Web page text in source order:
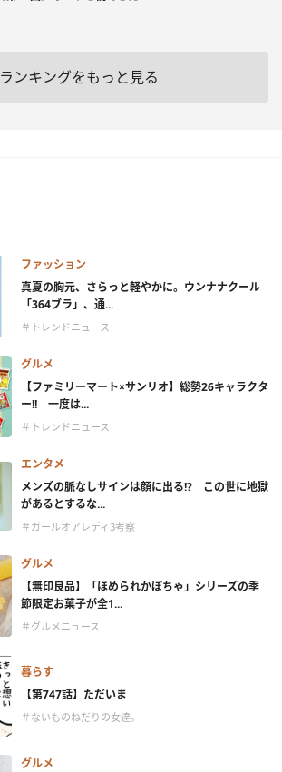
ランキングをもっと見る
ファッション
真夏の胸元、さらっと軽やかに。ウンナナクール
「364ブラ」、通...
＃トレンドニュース
グルメ
【ファミリーマート×サンリオ】総勢26キャラクタ
ー!! 一度は...
＃トレンドニュース
エンタメ
メンズの脈なしサインは顔に出る!? この世に地獄
があるとするな...
＃ガールオアレディ3考察
グルメ
【無印良品】「ほめられかぼちゃ」シリーズの季
節限定お菓子が全1...
＃グルメニュース
暮らす
【第747話】ただいま
＃ないものねだりの女達。
グルメ